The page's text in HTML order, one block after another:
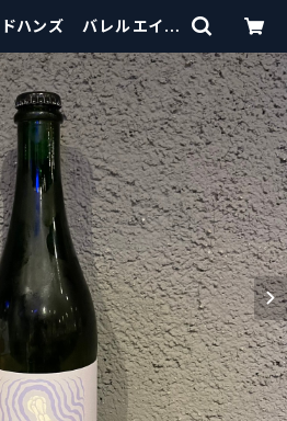
ドハンズ バレルエイジ
750ml | craft